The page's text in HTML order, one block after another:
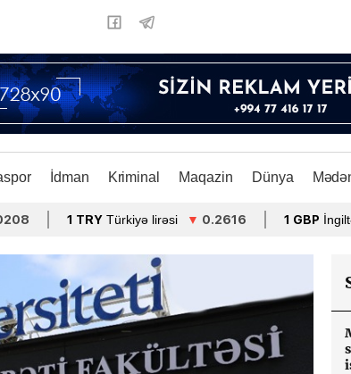
İdman Kriminal Maqazin Dünya
1 TRY Türkiyə lirəsi ▼0.2616 1 GBP İngiltərə